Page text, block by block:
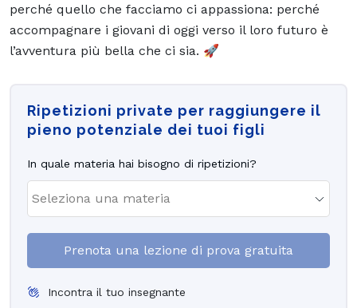
perché quello che facciamo ci appassiona: perché
accompagnare i giovani di oggi verso il loro futuro è
l’avventura più bella che ci sia. 🚀
Ripetizioni private per raggiungere il
pieno potenziale dei tuoi figli
In quale materia hai bisogno di ripetizioni?
Prenota una lezione di prova gratuita
Incontra il tuo insegnante